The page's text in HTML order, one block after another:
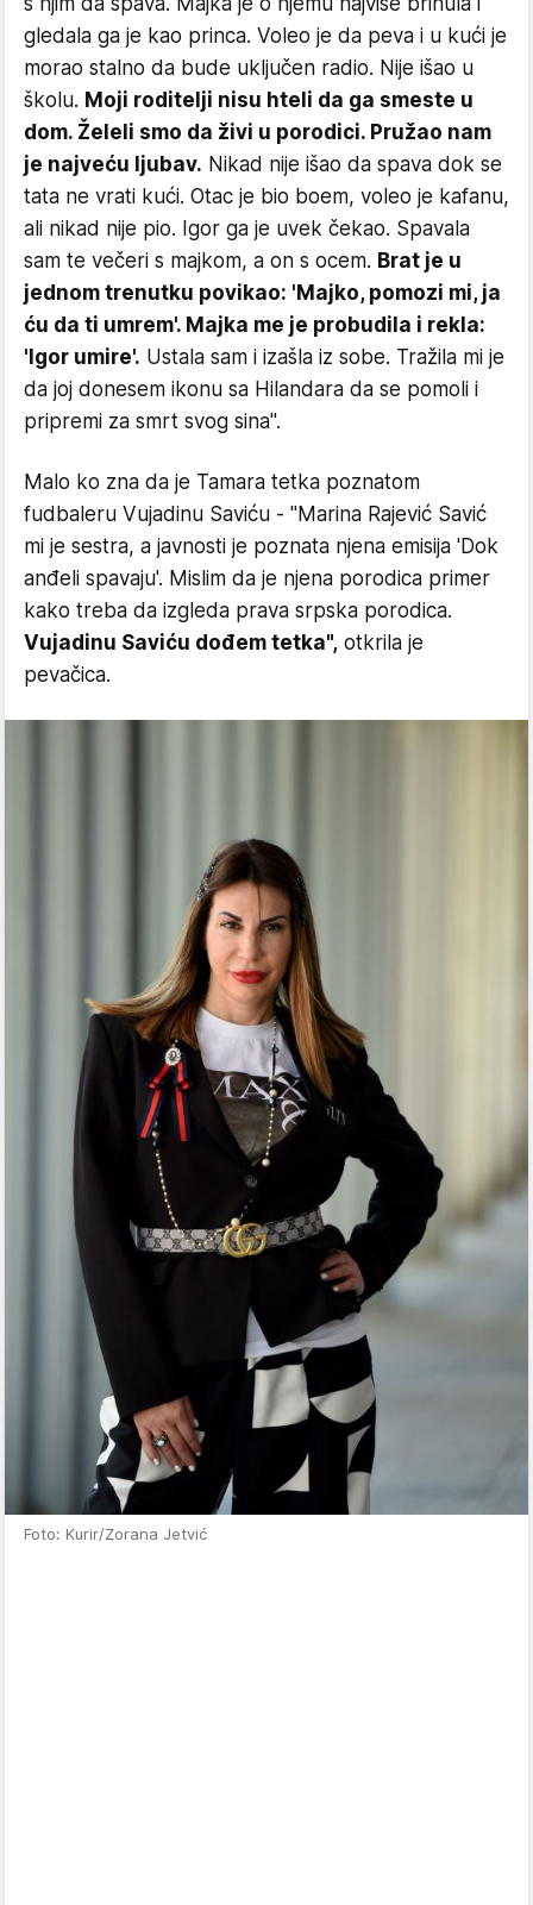
gledala ga je kao princa. Voleo je da peva i u kući je
morao stalno da bude uključen radio. Nije išao u
školu. Moji roditelji nisu hteli da ga smeste u
dom. Želeli smo da živi u porodici. Pružao nam
je najveću ljubav. Nikad nije išao da spava dok se
tata ne vrati kući. Otac je bio boem, voleo je kafanu,
ali nikad nije pio. Igor ga je uvek čekao. Spavala
sam te večeri s majkom, a on s ocem. Brat je u
jednom trenutku povikao: 'Majko, pomozi mi, ja
ću da ti umrem'. Majka me je probudila i rekla:
'Igor umire'. Ustala sam i izašla iz sobe. Tražila mi je
da joj donesem ikonu sa Hilandara da se pomoli i
pripremi za smrt svog sina".
Malo ko zna da je Tamara tetka poznatom
fudbaleru Vujadinu Saviću - "Marina Rajević Savić
mi je sestra, a javnosti je poznata njena emisija 'Dok
anđeli spavaju'. Mislim da je njena porodica primer
kako treba da izgleda prava srpska porodica.
Vujadinu Saviću dođem tetka", otkrila je
pevačica.
Foto: Kurir/Zorana Jetvić